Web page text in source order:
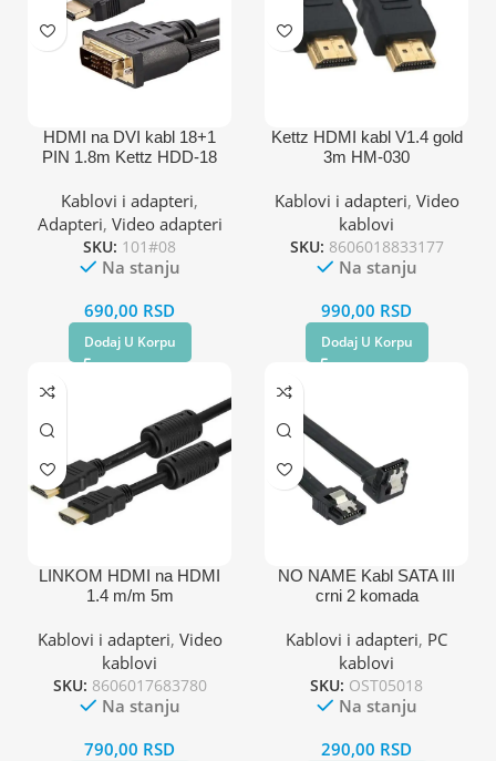
HDMI na DVI kabl 18+1
PIN 1.8m Kettz HDD-18
Kablovi i adapteri,
Adapteri, Video adapteri
SKU: 101#08
Na stanju
690,00 RSD
Dodaj U Korpu
Kettz HDMI kabl V1.4 gold
3m HM-030
Kablovi i adapteri, Video
kablovi
SKU: 8606018833177
Na stanju
990,00 RSD
Dodaj U Korpu
LINKOM HDMI na HDMI
1.4 m/m 5m
Kablovi i adapteri, Video
kablovi
SKU: 8606017683780
Na stanju
790,00 RSD
NO NAME Kabl SATA III
crni 2 komada
Kablovi i adapteri, PC
kablovi
SKU: OST05018
Na stanju
290,00 RSD